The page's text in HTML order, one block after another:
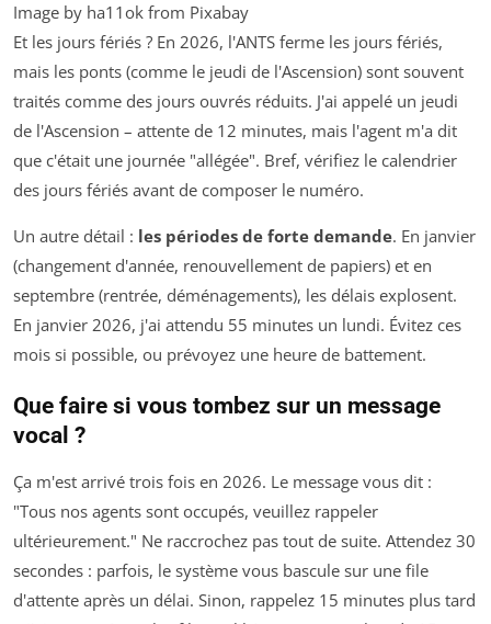
Image by ha11ok from Pixabay
Et les jours fériés ? En 2026, l'ANTS ferme les jours fériés,
mais les ponts (comme le jeudi de l'Ascension) sont souvent
traités comme des jours ouvrés réduits. J'ai appelé un jeudi
de l'Ascension – attente de 12 minutes, mais l'agent m'a dit
que c'était une journée "allégée". Bref, vérifiez le calendrier
des jours fériés avant de composer le numéro.
Un autre détail : les périodes de forte demande. En janvier
(changement d'année, renouvellement de papiers) et en
septembre (rentrée, déménagements), les délais explosent.
En janvier 2026, j'ai attendu 55 minutes un lundi. Évitez ces
mois si possible, ou prévoyez une heure de battement.
Que faire si vous tombez sur un message
vocal ?
Ça m'est arrivé trois fois en 2026. Le message vous dit :
"Tous nos agents sont occupés, veuillez rappeler
ultérieurement." Ne raccrochez pas tout de suite. Attendez 30
secondes : parfois, le système vous bascule sur une file
d'attente après un délai. Sinon, rappelez 15 minutes plus tard